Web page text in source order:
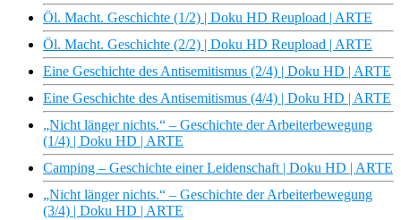
Öl. Macht. Geschichte (1/2) | Doku HD Reupload | ARTE
Öl. Macht. Geschichte (2/2) | Doku HD Reupload | ARTE
Eine Geschichte des Antisemitismus (2/4) | Doku HD | ARTE
Eine Geschichte des Antisemitismus (4/4) | Doku HD | ARTE
„Nicht länger nichts.“ – Geschichte der Arbeiterbewegung
(1/4) | Doku HD | ARTE
Camping – Geschichte einer Leidenschaft | Doku HD | ARTE
„Nicht länger nichts.“ – Geschichte der Arbeiterbewegung
(3/4) | Doku HD | ARTE